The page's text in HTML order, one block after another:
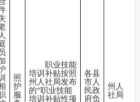
照
护
服
职业技能
培训补贴按照
州人社局发布
的“职业技能
培训补贴性项
各县
市人
民政
府负
州人
社局